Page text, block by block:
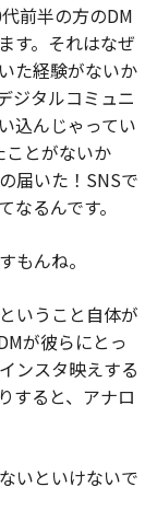
前半の方のDM
す。それはなぜ
た経験がないか
ジタルコミュニ
込んじゃってい
ことがないか
届いた！SNSで
るんです。
もんね。
いうこと自体が
が彼らにとっ
ンスタ映えする
すると、アナロ
いといけないで